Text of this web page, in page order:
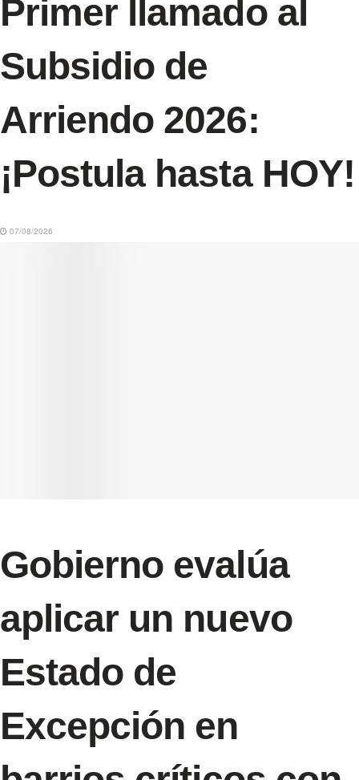
Primer llamado al
Subsidio de
Arriendo 2026:
¡Postula hasta HOY!
07/08/2026
Gobierno evalúa
aplicar un nuevo
Estado de
Excepción en